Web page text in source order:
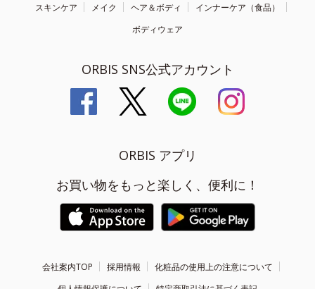
スキンケア メイク ヘア＆ボディ
インナーケア（食品）
ボディウェア
ORBIS SNS公式アカウント
ORBIS アプリ
お買い物をもっと楽しく、便利に！
会社案内TOP 採用情報
化粧品の使用上の注意について